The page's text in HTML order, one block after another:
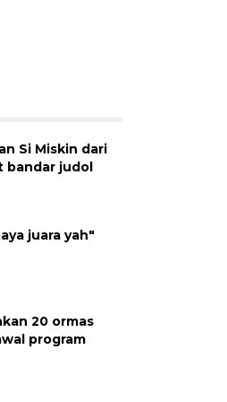
Si Miskin dari
bandar judol
juara yah"
20 ormas
program